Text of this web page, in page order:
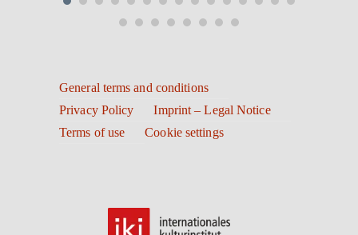
General terms and conditions
Privacy Policy
Imprint – Legal Notice
Terms of use
Cookie settings